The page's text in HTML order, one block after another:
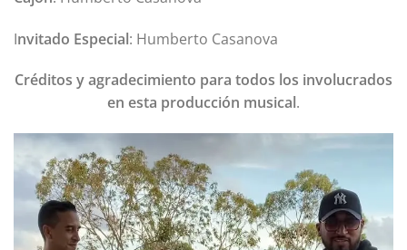
Invitado Especial: Humberto Casanova
Créditos y agradecimiento para todos los involucrados
en esta producción musical.